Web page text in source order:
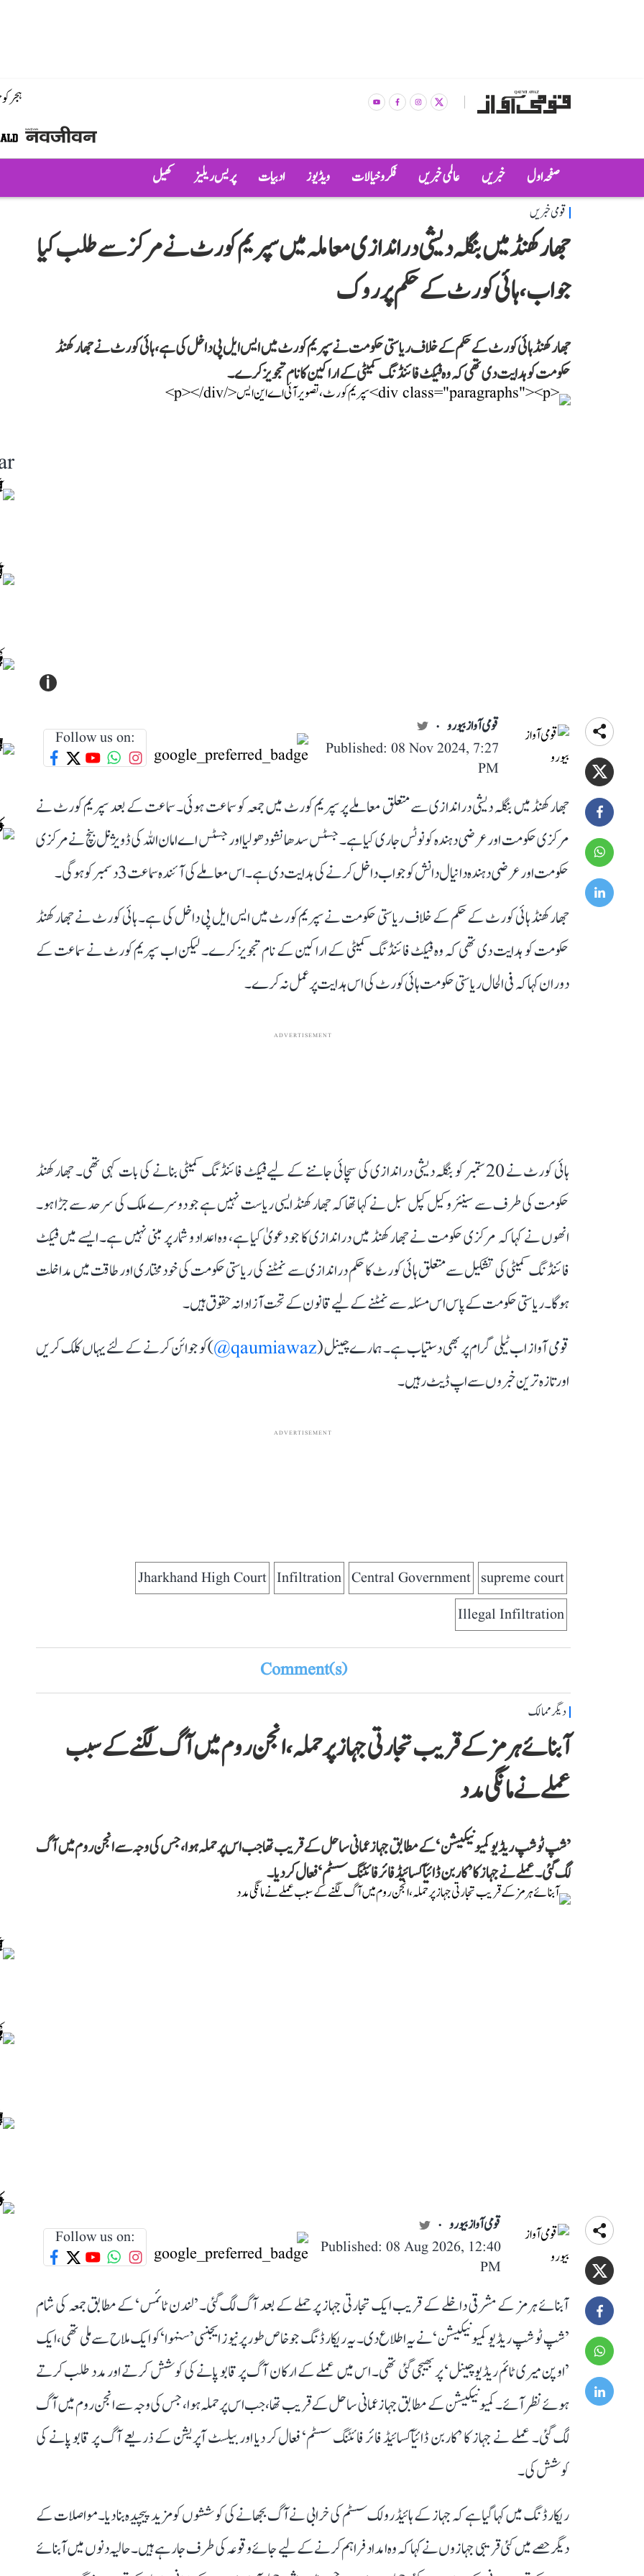
ہجر
صفحہ اول خبریں عالمی خبریں فکر و خیالات ویڈیوز ادبیات پریس ریلیز کھیل
قومی خبریں
جھارکھنڈ میں بنگلہ دیشی دراندازی معاملہ میں سپریم کورٹ نے مرکز سے طلب کیا
جواب، ہائی کورٹ کے حکم پر روک
جھارکھنڈ ہائی کورٹ کے حکم کے خلاف ریاستی حکومت نے سپریم کورٹ میں ایس ایل پی داخل کی ہے، ہائی کورٹ نے جھارکھنڈ
حکومت کو ہدایت دی تھی کہ وہ فیکٹ فائنڈنگ کمیٹی کے اراکین کا نام تجویز کرے۔
i
قومی آواز بیورو
Published: 08 Nov 2024, 7:27
PM
Follow us on:
جھارکھنڈ میں بنگلہ دیشی دراندازی سے متعلق معاملے پر سپریم کورٹ میں جمعہ کو سماعت ہوئی۔ سماعت کے بعد سپریم کورٹ نے
مرکزی حکومت اور عرضی دہندہ کو نوٹس جاری کیا ہے۔ جسٹس سدھانشو دھولیا اور جسٹس اے امان اللہ کی ڈویژنل بنچ نے مرکزی
حکومت اور عرضی دہندہ دانیال دانش کو جواب داخل کرنے کی ہدایت دی ہے۔ اس معاملے کی آئندہ سماعت 3 دسمبر کو ہوگی۔
جھارکھنڈ ہائی کورٹ کے حکم کے خلاف ریاستی حکومت نے سپریم کورٹ میں ایس ایل پی داخل کی ہے۔ ہائی کورٹ نے جھارکھنڈ
حکومت کو ہدایت دی تھی کہ وہ فیکٹ فائنڈنگ کمیٹی کے اراکین کے نام تجویز کرے۔ لیکن اب سپریم کورٹ نے سماعت کے
دوران کہا کہ فی الحال ریاستی حکومت ہائی کورٹ کی اس ہدایت پر عمل نہ کرے۔
ADVERTISEMENT
ہائی کورٹ نے 20 ستمبر کو بنگلہ دیشی دراندازی کی سچائی جاننے کے لیے فیکٹ فائنڈنگ کمیٹی بنانے کی بات کہی تھی۔ جھارکھنڈ
حکومت کی طرف سے سینئر وکیل کپل سبل نے کہا تھا کہ جھارکھنڈ ایسی ریاست نہیں ہے جو دوسرے ملک کی سرحد سے جڑا ہو۔
انھوں نے کہا کہ مرکزی حکومت نے جھارکھنڈ میں دراندازی کا جو دعویٰ کیا ہے، وہ اعداد و شمار پر مبنی نہیں ہے۔ ایسے میں فیکٹ
فائنڈنگ کمیٹی کی تشکیل سے متعلق ہائی کورٹ کا حکم دراندازی سے نمٹنے کی ریاستی حکومت کی خود مختاری اور طاقت میں مداخلت
ہوگا۔ ریاستی حکومت کے پاس اس مسئلہ سے نمٹنے کے لیے قانون کے تحت آزادانہ حقوق ہیں۔
قومی آواز اب ٹیلی گرام پر بھی دستیاب ہے۔ ہمارے چینل (qaumiawaz@
) کو جوائن کرنے کے لئے یہاں کلک کریں
اور تازہ ترین خبروں سے اپ ڈیٹ رہیں۔
ADVERTISEMENT
supreme court
Central Government
Infiltration
Jharkhand High Court
Illegal Infiltration
Comment(s)
دیگر ممالک
آبنائے ہرمز کے قریب تجارتی جہاز پر حملہ، انجن روم میں آگ لگنے کے سبب
عملے نے مانگی مدد
’شپ ٹو شپ ریڈیو کمیونیکیشن‘ کے مطابق جہاز عمانی ساحل کے قریب تھا جب اس پر حملہ ہوا، جس کی وجہ سے انجن روم میں آگ
لگ گئی۔ عملے نے جہاز کا ’کاربن ڈائیآکسائیڈ فائر فائٹنگ سسٹم‘ فعال کر دیا۔
قومی آواز بیورو
Published: 08 Aug 2026, 12:40
PM
Follow us on:
آبنائے ہرمز کے مشرقی داخلے کے قریب ایک تجارتی جہاز پر حملے کے بعد آگ لگ گئی۔ ’لندن ٹائمس‘ کے مطابق جمعہ کی شام
’شپ ٹو شپ ریڈیو کمیونیکیشن‘ نے یہ اطلاع دی۔ یہ ریکارڈنگ جو خاص طور پر نیوز ایجنسی ’سنہوا‘ کو ایک ملاح سے ملی تھی، ایک
’اوپن میری ٹائم ریڈیو چینل‘ پر بھیجی گئی تھی۔ اس میں عملے کے ارکان آگ پر قابو پانے کی کوشش کرتے اور مدد طلب کرتے
ہوئے نظر آئے۔ کمیونیکیشن کے مطابق جہاز عمانی ساحل کے قریب تھا، جب اس پر حملہ ہوا، جس کی وجہ سے انجن روم میں آگ
لگ گئی۔ عملے نے جہاز کا ’کاربن ڈائیآکسائیڈ فائر فائٹنگ سسٹم‘ فعال کر دیا اور بیلسٹ آپریشن کے ذریعے آگ پر قابو پانے کی
کوشش کی۔
ریکارڈنگ میں کہا گیا ہے کہ جہاز کے ہائیڈرولک سسٹم کی خرابی نے آگ بجھانے کی کوششوں کو مزید پیچیدہ بنا دیا۔ مواصلات کے
دیگر حصے میں کئی قریبی جہازوں نے کہا کہ وہ امداد فراہم کرنے کے لیے جائے وقوعہ کی طرف جا رہے ہیں۔ حالیہ دنوں میں آبنائے